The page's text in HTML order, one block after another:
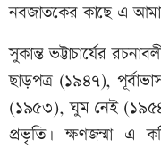
নবজাতকের কাছে এ
সুকান্ত ভট্টাচার্যের
ছাড়পত্র (১৯৪৭),
(১৯৫৩), ঘুম নেই
প্রভৃতি। ক্ষণজন্মা এ